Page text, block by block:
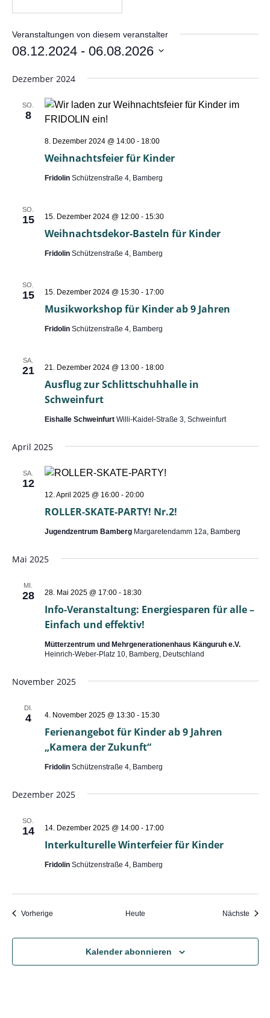
Veranstaltungen von diesem veranstalter
08.12.2024 - 06.08.2026
wählen.
Dezember 2024
SO.
8
Weihnachtsfeier für Kinder
8. Dezember 2024 @ 14:00- 18:00
Fridolin Schützenstraße 4, Bamberg
SO.
15
Weihnachtsdekor-Basteln für Kinder
15. Dezember 2024 @ 12:00- 15:30
Fridolin Schützenstraße 4, Bamberg
SO.
15
Musikworkshop für Kinder ab 9 Jahren
15. Dezember 2024 @ 15:30- 17:00
Fridolin Schützenstraße 4, Bamberg
SA.
21
Ausflug zur Schlittschuhhalle in
Schweinfurt
21. Dezember 2024 @ 13:00- 18:00
Eishalle Schweinfurt Willi-Kaidel-Straße 3, Schweinfurt
April 2025
SA.
12
ROLLER-SKATE-PARTY! Nr.2!
12. April 2025 @ 16:00- 20:00
Jugendzentrum Bamberg Margaretendamm 12a, Bamberg
Mai 2025
MI.
28
Info-Veranstaltung: Energiesparen für alle –
Einfach und effektiv!
28. Mai 2025 @ 17:00- 18:30
Mütterzentrum und Mehrgenerationenhaus Känguruh e.V.
Heinrich-Weber-Platz 10, Bamberg, Deutschland
November 2025
DI.
4
Ferienangebot für Kinder ab 9 Jahren
„Kamera der Zukunft“
4. November 2025 @ 13:30- 15:30
Fridolin Schützenstraße 4, Bamberg
Dezember 2025
SO.
14
Interkulturelle Winterfeier für Kinder
14. Dezember 2025 @ 14:00- 17:00
Fridolin Schützenstraße 4, Bamberg
VorherigeVeranstaltungen Heute Nächste
Kalender abonnieren